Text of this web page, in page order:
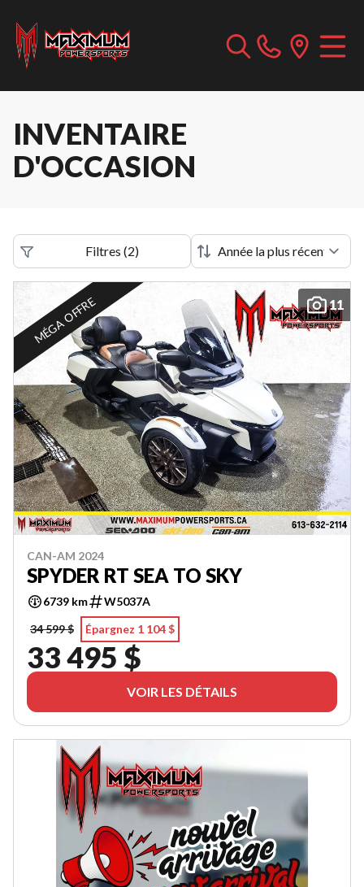
INVENTAIRE
D'OCCASION
Filtres (2)
11
MÉGA OFFRE
CAN-AM 2024
SPYDER RT SEA TO SKY
6739 km
W5037A
34 599 $
Épargnez 1 104 $
33 495 $
VOIR LES DÉTAILS